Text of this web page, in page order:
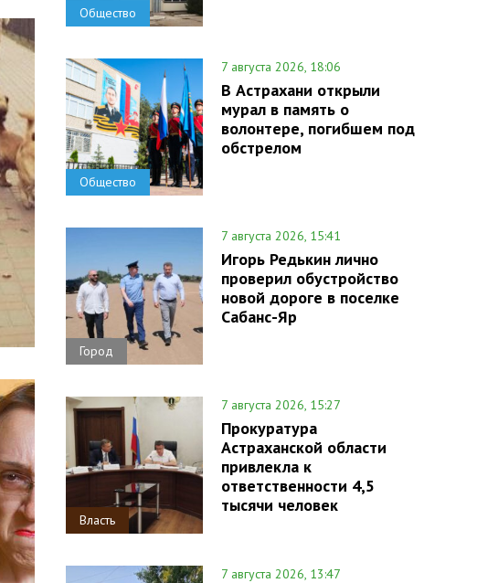
Общество
Общество
7 августа 2026, 18:06
В Астрахани открыли
мурал в память о
волонтере, погибшем под
обстрелом
Город
7 августа 2026, 15:41
Игорь Редькин лично
проверил обустройство
новой дороге в поселке
Сабанс-Яр
Власть
7 августа 2026, 15:27
Прокуратура
Астраханской области
привлекла к
ответственности 4,5
тысячи человек
7 августа 2026, 13:47